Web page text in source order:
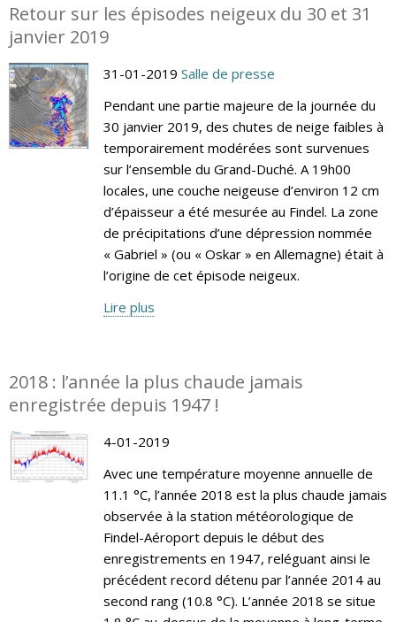
Retour sur les épisodes neigeux du 30 et 31
janvier 2019
31-01-2019 Salle de presse
Pendant une partie majeure de la journée du
30 janvier 2019, des chutes de neige faibles à
temporairement modérées sont survenues
sur l’ensemble du Grand-Duché. A 19h00
locales, une couche neigeuse d’environ 12 cm
d’épaisseur a été mesurée au Findel. La zone
de précipitations d’une dépression nommée
« Gabriel » (ou « Oskar » en Allemagne) était à
l’origine de cet épisode neigeux.
Lire plus
2018 : l’année la plus chaude jamais
enregistrée depuis 1947 !
4-01-2019
Avec une température moyenne annuelle de
11.1 °C, l’année 2018 est la plus chaude jamais
observée à la station météorologique de
Findel-Aéroport depuis le début des
enregistrements en 1947, reléguant ainsi le
précédent record détenu par l’année 2014 au
second rang (10.8 °C). L’année 2018 se situe